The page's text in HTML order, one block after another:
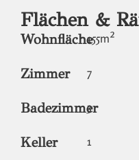
Flächen &
Wohnfläche155m²
Zimmer 7
Badezimmer
3
Keller 1